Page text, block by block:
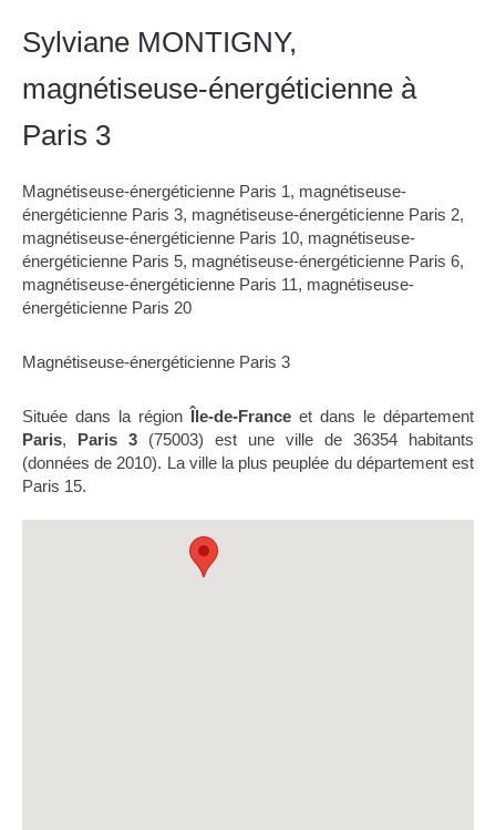
Sylviane MONTIGNY,
magnétiseuse-énergéticienne à
Paris 3
Magnétiseuse-énergéticienne Paris 1, magnétiseuse-
énergéticienne Paris 3, magnétiseuse-énergéticienne Paris 2,
magnétiseuse-énergéticienne Paris 10, magnétiseuse-
énergéticienne Paris 5, magnétiseuse-énergéticienne Paris 6,
magnétiseuse-énergéticienne Paris 11, magnétiseuse-
énergéticienne Paris 20
Magnétiseuse-énergéticienne Paris 3
Située dans la région Île-de-France et dans le département
Paris, Paris 3 (75003) est une ville de 36354 habitants
(données de 2010). La ville la plus peuplée du département est
Paris 15.